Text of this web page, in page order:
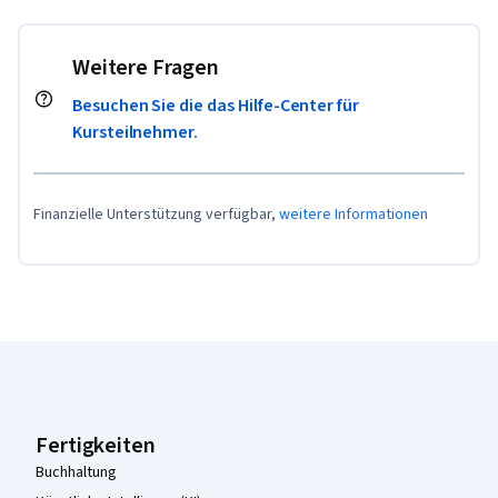
Weitere Fragen
Besuchen Sie die das Hilfe-Center für
Kursteilnehmer.
Finanzielle Unterstützung verfügbar, weitere Informationen
Fertigkeiten
Buchhaltung